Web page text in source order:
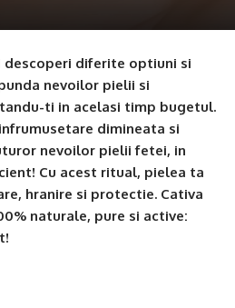
descoperi diferite optiuni si
nevoilor pielii si
ti in acelasi timp bugetul.
dimineata si
nevoilor pielii fetei, in
Cu acest ritual, pielea ta
hranire si protectie. Cativa
naturale, pure si active: